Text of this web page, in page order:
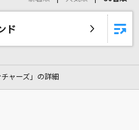
れている曲の一覧
ド
ャーズ」の詳細